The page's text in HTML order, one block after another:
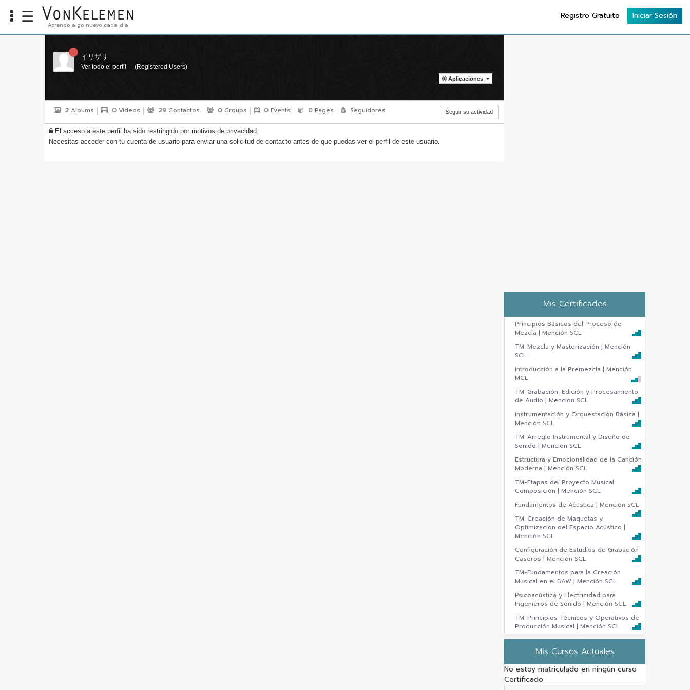
Info
☰ Aprendo algo nuevo cada día
Registro Gratuito Iniciar Sesión
イリザリ
Ver todo el perfil (Registered Users)
Aplicaciones
2 Albums 0 Videos 29 Contactos 0 Groups 0 Events 0 Pages Seguidores Seguir su actividad
El acceso a este perfil ha sido restringido por motivos de privacidad.
Necesitas acceder con tu cuenta de usuario para enviar una solicitud de contacto antes de que puedas ver el perfil de este usuario.
Mis Certificados
Principios Básicos del Proceso de
Mezcla | Mención SCL
TM-Mezcla y Masterización | Mención
SCL
Introducción a la Premezcla | Mención
MCL
TM-Grabación, Edición y Procesamiento
de Audio | Mención SCL
Instrumentación y Orquestación Básica |
Mención SCL
TM-Arreglo Instrumental y Diseño de
Sonido | Mención SCL
Estructura y Emocionalidad de la Canción
Moderna | Mención SCL
TM-Etapas del Proyecto Musical:
Composición | Mención SCL
Fundamentos de Acústica | Mención SCL
TM-Creación de Maquetas y
Optimización del Espacio Acústico |
Mención SCL
Configuración de Estudios de Grabación
Caseros | Mención SCL
TM-Fundamentos para la Creación
Musical en el DAW | Mención SCL
Psicoacústica y Electricidad para
Ingenieros de Sonido | Mención SCL
TM-Principios Técnicos y Operativos de
Producción Musical | Mención SCL
Mis Cursos Actuales
No estoy matriculado en ningún curso
Certificado